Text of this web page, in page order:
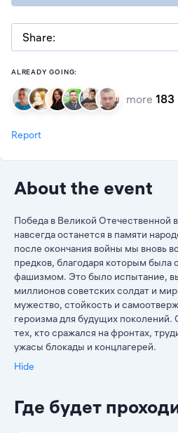
Share:
ALREADY GOING:
more 183
Report
About the event
Победа в Великой Отечественной
навсегда останется в памяти
после окончания войны мы вновь
предков, благодаря которым была
фашизмом. Это было испытание,
миллионов советских солдат и
мужество, стойкость и
героизма для будущих поколений.
тех, кто сражался на фронтах,
ужасы блокады и концлагерей.
Hide
Где будет